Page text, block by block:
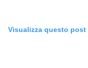
Visualizza questo post